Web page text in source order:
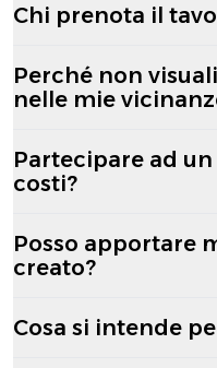
Chi prenota il
Perché non
nelle mie
Partecipare ad
costi?
Posso apportare
creato?
Cosa si intende